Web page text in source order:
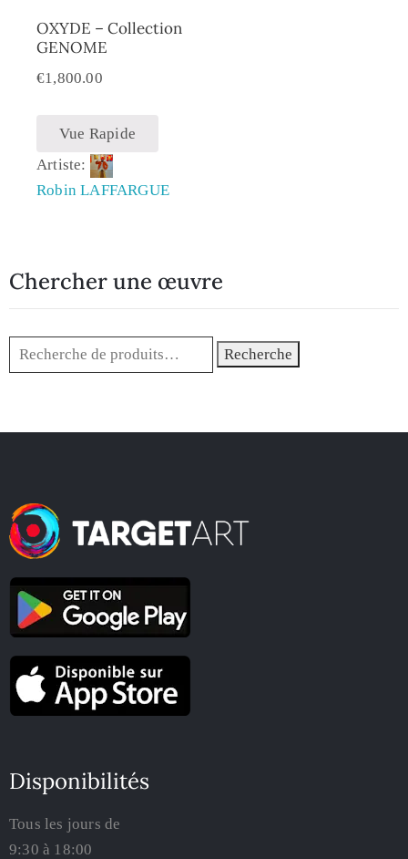
OXYDE – Collection
GENOME
€1,800.00
Vue Rapide
Artiste:
Robin LAFFARGUE
Chercher une œuvre
Recherche
Disponibilités
Tous les jours de
9:30 à 18:00